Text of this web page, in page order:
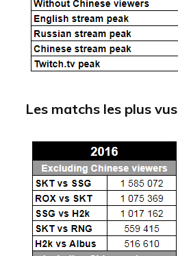
Les matchs les plus vus